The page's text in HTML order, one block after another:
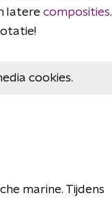
latere composities.
cookies.
marine. Tijdens